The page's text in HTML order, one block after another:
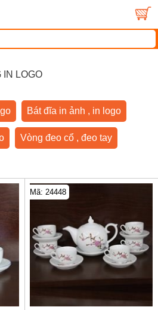
IN LOGO
Bát đĩa in ảnh , in logo
Vòng đeo cổ , đeo tay
Mã: 24448